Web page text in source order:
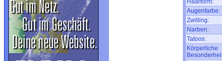
Haarform:
Augenfarbe:
Zwilling:
Narben:
Tatoos:
Körperliche